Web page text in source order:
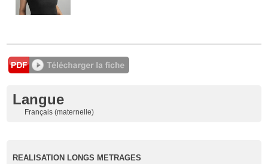
Langue
Français (maternelle)
REALISATION LONGS METRAGES